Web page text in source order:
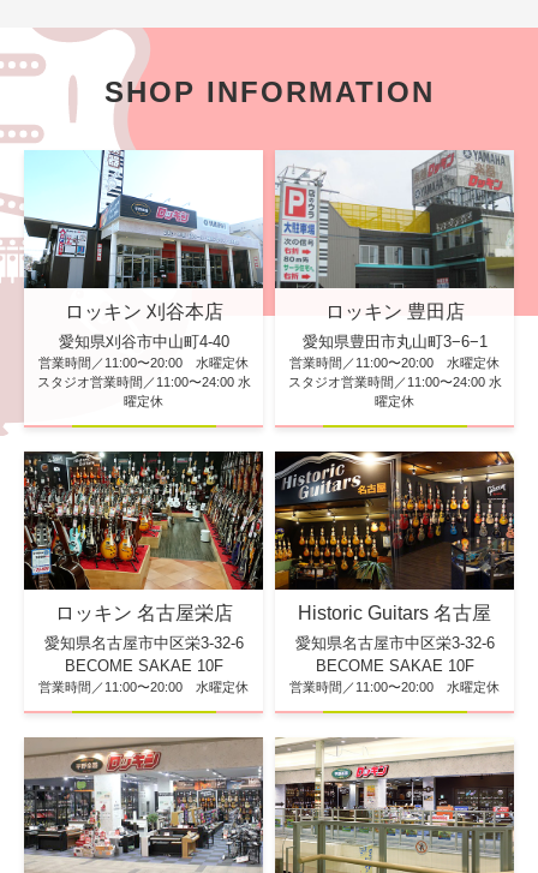
SHOP INFORMATION
ロッキン 刈谷本店
愛知県刈谷市中山町4-40
営業時間／11:00〜20:00 水曜定休
スタジオ営業時間／11:00〜24:00 水
曜定休
ロッキン 豊田店
愛知県豊田市丸山町3−6−1
営業時間／11:00〜20:00 水曜定休
スタジオ営業時間／11:00〜24:00 水
曜定休
ロッキン 名古屋栄店
愛知県名古屋市中区栄3-32-6
BECOME SAKAE 10F
営業時間／11:00〜20:00 水曜定休
Historic Guitars 名古屋
愛知県名古屋市中区栄3-32-6
BECOME SAKAE 10F
営業時間／11:00〜20:00 水曜定休